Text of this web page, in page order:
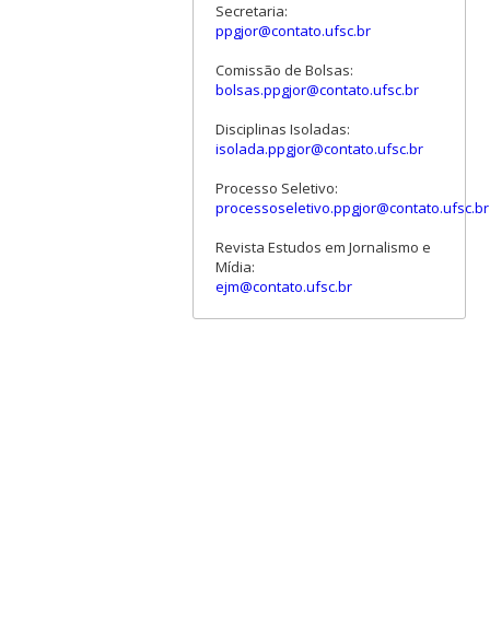
Secretaria:
ppgjor@contato.ufsc.br
Comissão de Bolsas:
bolsas.ppgjor@contato.ufsc.br
Disciplinas Isoladas:
isolada.ppgjor@contato.ufsc.br
Processo Seletivo:
processoseletivo.ppgjor@contato.ufsc.br
Revista Estudos em Jornalismo e
Mídia:
ejm@contato.ufsc.br